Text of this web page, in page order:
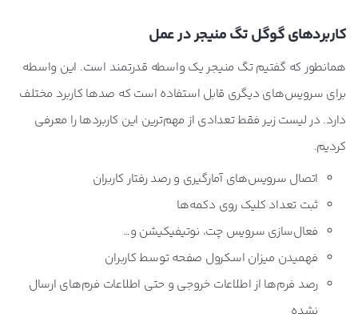
کاربردهای گوگل تگ منیجر در عمل
همانطور که گفتیم تگ منیجر یک واسطه قدرتمند است. این واسطه
برای سرویس‌های دیگری قابل استفاده است که صدها کاربرد مختلف
دارد. در لیست زیر فقط تعدادی از مهم‌ترین این کاربردها را معرفی
کردیم.
اتصال سرویس‌های آمارگیری و رصد رفتار کاربران
ثبت تعداد کلیک روی دکمه‌ها
فعال‌سازی سرویس‌ چت، نوتیفیکیشن و…
فهمیدن میزان اسکرول صفحه توسط کاربران
رصد فرم‌ها از اطلاعات خروجی و حتی اطلاعات فرم‌های ارسال
نشده